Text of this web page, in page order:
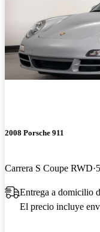
2008 Porsche 911
Carrera S Coupe RWD
Entrega a domicilio
El precio incluye